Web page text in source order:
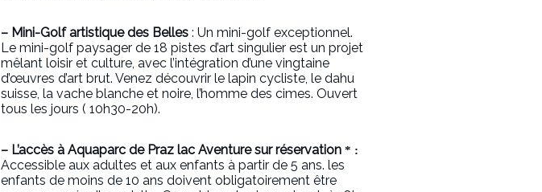
– Mini-Golf artistique des Belles : Un mini-golf exceptionnel.
Le mini-golf paysager de 18 pistes d’art singulier est un projet
mêlant loisir et culture, avec l’intégration d’une vingtaine
d’œuvres d’art brut. Venez découvrir le lapin cycliste, le dahu
suisse, la vache blanche et noire, l’homme des cimes. Ouvert
tous les jours ( 10h30-20h).
– L’accès à Aquaparc de Praz lac Aventure sur réservation * :
Accessible aux adultes et aux enfants à partir de 5 ans. les
enfants de moins de 10 ans doivent obligatoirement être